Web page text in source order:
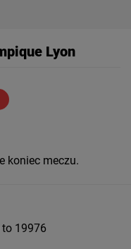
Lyon
koniec meczu.
19976